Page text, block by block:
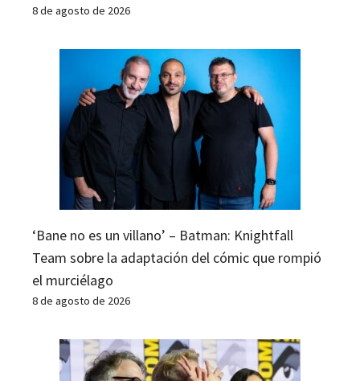
8 de agosto de 2026
‘Bane no es un villano’ – Batman: Knightfall
Team sobre la adaptación del cómic que rompió
el murciélago
8 de agosto de 2026